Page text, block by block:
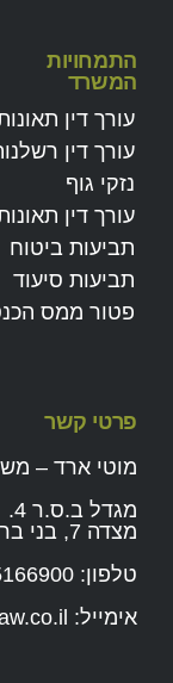
התמחויות
המשרד
עורך דין
עורך דין
נזקי גוף
עורך דין
תביעות ביטוח
תביעות סיעוד
פטור ממס
פרטי קשר
מוטי ארד –
מגדל ב.ס.ר 4.
מצדה 7, בני ברק
טלפון:
אימייל: